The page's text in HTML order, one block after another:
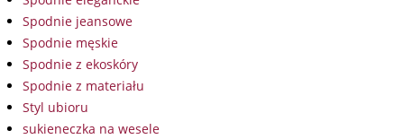
Spodnie jeansowe
Spodnie męskie
Spodnie z ekoskóry
Spodnie z materiału
Styl ubioru
sukieneczka na wesele